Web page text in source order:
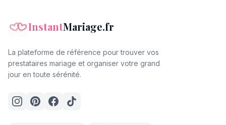
InstantMariage.fr
La plateforme de référence pour trouver vos
prestataires mariage et organiser votre grand
jour en toute sérénité.